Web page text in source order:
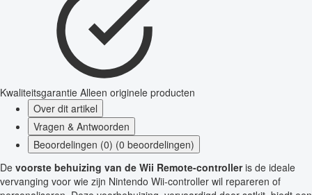
Kwaliteitsgarantie Alleen originele producten
Over dit artikel
Vragen & Antwoorden
Beoordelingen (0) (0 beoordelingen)
De voorste behuizing van de Wii Remote-controlleris de ideale
vervanging voor wie zijn Nintendo Wii-controller wil repareren of